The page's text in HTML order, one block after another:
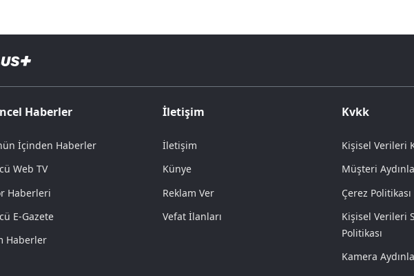
Haberler
İçinden Haberler
Web TV
Haberleri
E-Gazete
Haberler
İletişim
İletişim
Künye
Reklam Ver
Vefat İlanları
Kvkk
Kişisel Verileri
Müşteri
Çerez Politikası
Kişisel Verileri
Politikası
Kamera